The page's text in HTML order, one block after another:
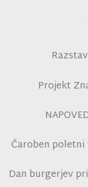
Projekt
Čaroben
Dan burgerjev